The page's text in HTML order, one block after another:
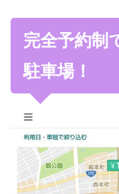
完全予約制
駐車場！